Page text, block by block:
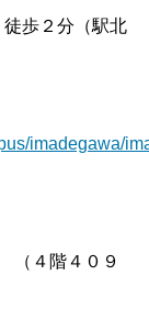
歩２分（駅北
imadegawa/
（４階４０９